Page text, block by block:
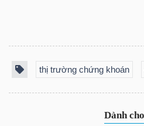
thị trường chứng khoán